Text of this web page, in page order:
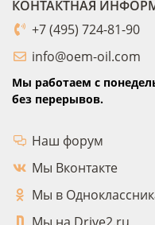
КОНТАКТНАЯ
+7 (495) 724-81-90
info@oem-oil.com
Мы работаем с
без перерывов.
Наш форум
Мы Вконтакте
Мы в